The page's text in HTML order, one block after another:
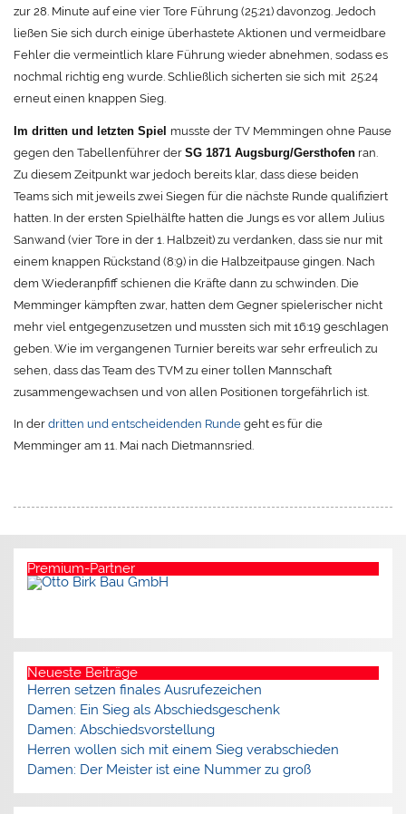
zur 28. Minute auf eine vier Tore Führung (25:21) davonzog. Jedoch
ließen Sie sich durch einige überhastete Aktionen und vermeidbare
Fehler die vermeintlich klare Führung wieder abnehmen, sodass es
nochmal richtig eng wurde. Schließlich sicherten sie sich mit 25:24
erneut einen knappen Sieg.
Im dritten und letzten Spiel musste der TV Memmingen ohne Pause
gegen den Tabellenführer derSG 1871 Augsburg/Gersthofen ran.
Zu diesem Zeitpunkt war jedoch bereits klar, dass diese beiden
Teams sich mit jeweils zwei Siegen für die nächste Runde qualifiziert
hatten. In der ersten Spielhälfte hatten die Jungs es vor allem Julius
Sanwand (vier Tore in der 1. Halbzeit) zu verdanken, dass sie nur mit
einem knappen Rückstand (8:9) in die Halbzeitpause gingen. Nach
dem Wiederanpfiff schienen die Kräfte dann zu schwinden. Die
Memminger kämpften zwar, hatten dem Gegner spielerischer nicht
mehr viel entgegenzusetzen und mussten sich mit 16:19 geschlagen
geben. Wie im vergangenen Turnier bereits war sehr erfreulich zu
sehen, dass das Team des TVM zu einer tollen Mannschaft
zusammengewachsen und von allen Positionen torgefährlich ist.
In derdritten und entscheidenden Rundegeht es für die
Memminger am 11. Mai nach Dietmannsried.
Premium-Partner
Neueste Beiträge
Herren setzen finales Ausrufezeichen
Damen: Ein Sieg als Abschiedsgeschenk
Damen: Abschiedsvorstellung
Herren wollen sich mit einem Sieg verabschieden
Damen: Der Meister ist eine Nummer zu groß